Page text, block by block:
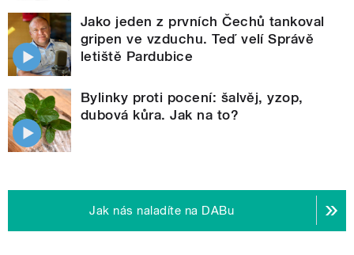
Jako jeden z prvních Čechů tankoval
gripen ve vzduchu. Teď velí Správě
letiště Pardubice
Bylinky proti pocení: šalvěj, yzop,
dubová kůra. Jak na to?
Jak nás naladíte na DABu